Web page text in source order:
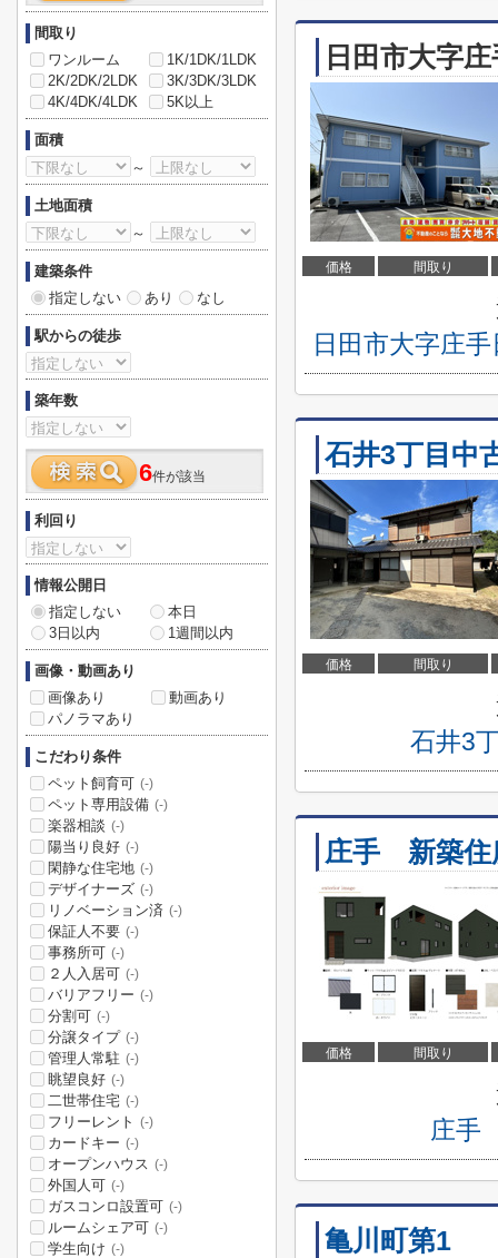
日田市大字
価格 間取り
日田市大字庄
石井3丁目中
価格 間取り
石井3
庄手 新築住
価格 間取り
庄手
亀川町第1
間取り
ワンルーム
1K/1DK/1LDK
2K/2DK/2LDK
3K/3DK/3LDK
4K/4DK/4LDK
5K以上
面積
～
土地面積
～
建築条件
指定しない
あり なし
駅からの徒歩
築年数
6件が該当
利回り
情報公開日
指定しない
本日
3日以内
1週間以内
画像・動画あり
画像あり
動画あり
パノラマあり
こだわり条件
ペット飼育可 (-)
ペット専用設備 (-)
楽器相談 (-)
陽当り良好 (-)
閑静な住宅地 (-)
デザイナーズ (-)
リノベーション済 (-)
保証人不要 (-)
事務所可 (-)
２人入居可 (-)
バリアフリー (-)
分割可 (-)
分譲タイプ (-)
管理人常駐 (-)
眺望良好 (-)
二世帯住宅 (-)
フリーレント (-)
カードキー (-)
オープンハウス (-)
外国人可 (-)
ガスコンロ設置可 (-)
ルームシェア可 (-)
学生向け (-)